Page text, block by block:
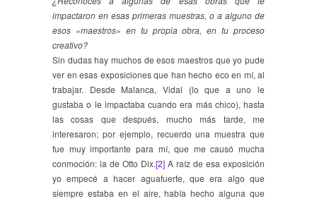
impactaron en esas primeras muestras, o a alguno de
esos «maestros» en tu propia obra, en tu proceso
creativo?
Sin dudas hay muchos de esos maestros que yo pude
ver en esas exposiciones que han hecho eco en mí, al
trabajar. Desde Malanca, Vidal (lo que a uno le
gustaba o le impactaba cuando era más chico), hasta
las cosas que después, mucho más tarde, me
interesaron; por ejemplo, recuerdo una muestra que
fue muy importante para mí, que me causó mucha
conmoción: la de Otto Dix.[2] A raíz de esa exposición
yo empecé a hacer aguafuerte, que era algo que
siempre estaba en el aire, había hecho alguna que